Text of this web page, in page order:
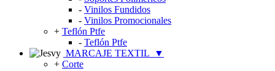
- Vinilos Fundidos
- Vinilos Promocionales
+ Teflón Ptfe
- Teflón Ptfe
MARCAJE TEXTIL
▼
+ Corte